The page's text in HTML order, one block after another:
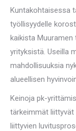
Kuntakohtaisessa
työllisyydelle
kaikista
yrityksistä. Useilla
mahdollisuuksia
alueellisen
Keinoja pk-
tärkeimmät liittyvät
liittyvien